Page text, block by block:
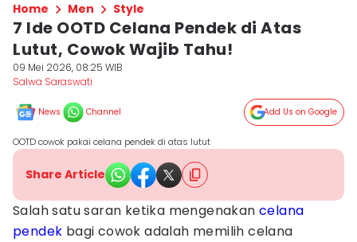
Home Men Style
7 Ide OOTD Celana Pendek di Atas
Lutut, Cowok Wajib Tahu!
09 Mei 2026, 08:25 WIB
Salwa Saraswati
News Channel Add Us on Google
OOTD cowok pakai celana pendek di atas lutut
Share Article
Salah satu saran ketika mengenakan celana
pendek bagi cowok adalah memilih celana